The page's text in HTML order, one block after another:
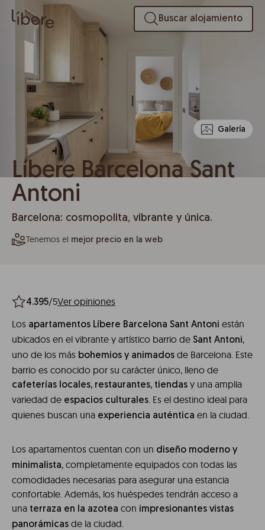
Buscar alojamiento
Galería
Líbere Barcelona Sant
Antoni
Barcelona: cosmopolita, vibrante y única.
Tenemos el mejor precio en la web
4.395/5Ver opiniones
Los apartamentos Líbere Barcelona Sant Antoni están
ubicados en el vibrante y artístico barrio de Sant Antoni,
uno de los más bohemios y animados de Barcelona. Este
barrio es conocido por su carácter único, lleno de
cafeterías locales, restaurantes, tiendas y una amplia
variedad de espacios culturales. Es el destino ideal para
quienes buscan una experiencia auténtica en la ciudad.
Los apartamentos cuentan con un diseño moderno y
minimalista, completamente equipados con todas las
comodidades necesarias para asegurar una estancia
confortable. Además, los huéspedes tendrán acceso a
una terraza en la azotea con impresionantes vistas
panorámicas de la ciudad.